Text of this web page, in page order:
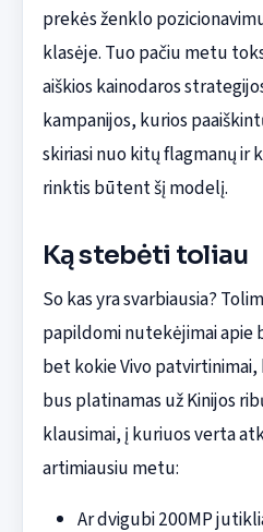
prekės ženklo
klasėje. Tuo pačiu metu
aiškios kainodaros
kampanijos, kurios
skiriasi nuo kitų flagmanų
rinktis būtent šį modelį.
Ką stebėti toliau
So kas yra svarbiausia?
papildomi nutekėjimai apie
bet kokie Vivo
bus platinamas už Kinijos
klausimai, į kuriuos verta
artimiausiu metu:
Ar dvigubi 200MP